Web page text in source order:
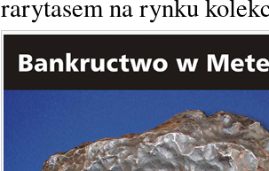
rarytasem na rynku